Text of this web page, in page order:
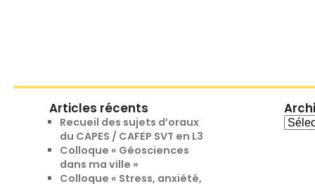
Articles récents
Recueil des sujets d’oraux
du CAPES / CAFEP SVT en L3
Colloque « Géosciences
dans ma ville »
Colloque « Stress, anxiété,